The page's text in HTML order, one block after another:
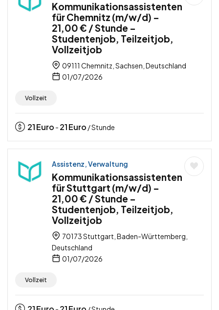
Kommunikationsassistenten
für Chemnitz (m/w/d) –
21,00 € / Stunde –
Studentenjob, Teilzeitjob,
Vollzeitjob
09111 Chemnitz, Sachsen, Deutschland
01/07/2026
Vollzeit
21Euro - 21Euro / Stunde
Assistenz, Verwaltung
Kommunikationsassistenten
für Stuttgart (m/w/d) –
21,00 € / Stunde –
Studentenjob, Teilzeitjob,
Vollzeitjob
70173 Stuttgart, Baden-Württemberg,
Deutschland
01/07/2026
Vollzeit